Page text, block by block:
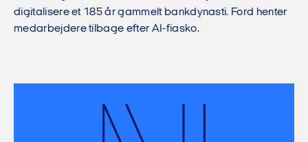
digitalisere et 185 år gammelt bankdynasti. Ford henter
medarbejdere tilbage efter AI-fiasko.